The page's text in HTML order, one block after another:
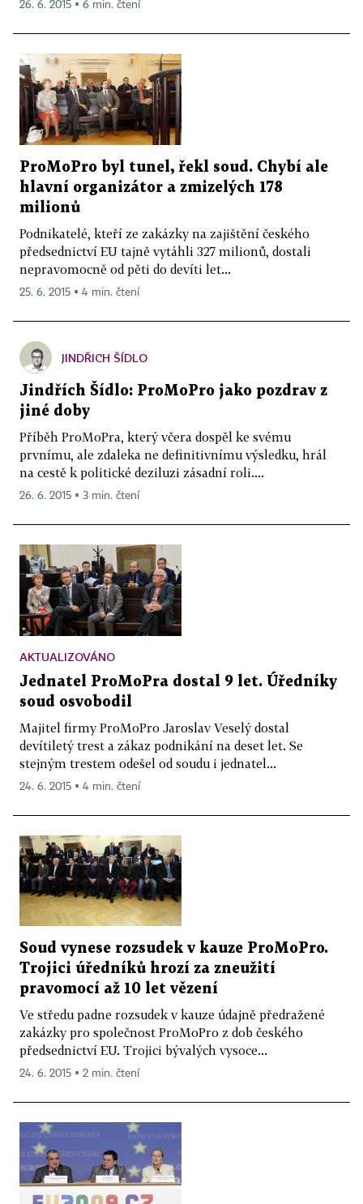
26. 6. 2015 ▪ 6 min. čtení
ProMoPro byl tunel, řekl soud. Chybí ale
hlavní organizátor a zmizelých 178
milionů
Podnikatelé, kteří ze zakázky na zajištění českého
předsednictví EU tajně vytáhli 327 milionů, dostali
nepravomocně od pěti do devíti let...
25. 6. 2015 ▪ 4 min. čtení
JINDŘICH ŠÍDLO
Jindřích Šídlo: ProMoPro jako pozdrav z
jiné doby
Příběh ProMoPra, který včera dospěl ke svému
prvnímu, ale zdaleka ne definitivnímu výsledku, hrál
na cestě k politické deziluzi zásadní roli....
26. 6. 2015 ▪ 3 min. čtení
AKTUALIZOVÁNO
Jednatel ProMoPra dostal 9 let. Úředníky
soud osvobodil
Majitel firmy ProMoPro Jaroslav Veselý dostal
devítiletý trest a zákaz podnikání na deset let. Se
stejným trestem odešel od soudu i jednatel...
24. 6. 2015 ▪ 4 min. čtení
Soud vynese rozsudek v kauze ProMoPro.
Trojici úředníků hrozí za zneužití
pravomocí až 10 let vězení
Ve středu padne rozsudek v kauze údajně předražené
zakázky pro společnost ProMoPro z dob českého
předsednictví EU. Trojici bývalých vysoce...
24. 6. 2015 ▪ 2 min. čtení